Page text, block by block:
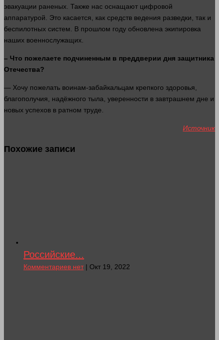
эвакуации раненых. Также нас оснащают цифровой
аппаратурой. Это касается, как средств ведения разведки, так и
беспилотных систем. В прошлом году обновлена экипировка
наших военнослужащих.
– Что пожелаете подчиненным в преддверии дня защитника
Отечества?
— Хочу пожелать воинам-забайкальцам крепкого здоровья,
благополучия, надёжного тыла, уверенности в завтрашнем дне и
новых успехов в ратном труде.
Источник
Похожие записи
Российские...
Комментариев нет| Окт 19, 2022